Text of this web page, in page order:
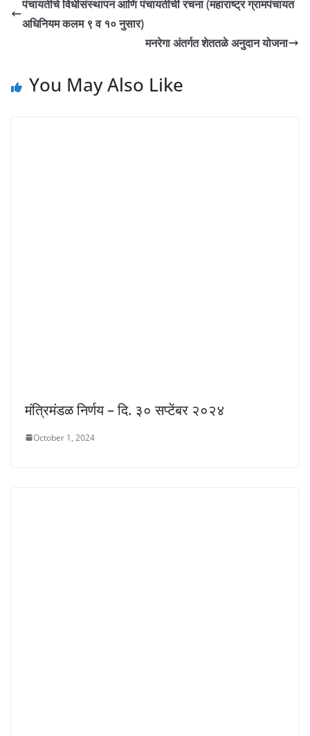
पंचायतीचे विधीसंस्थापन आणि पंचायतीची रचना (महाराष्ट्र ग्रामपंचायत
अधिनियम कलम ९ व १० नुसार)
मनरेगा अंतर्गत शेततळे अनुदान योजना
You May Also Like
मंत्रिमंडळ निर्णय – दि. ३० सप्टेंबर २०२४
October 1, 2024